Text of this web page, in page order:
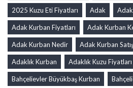
2025 Kuzu Eti Fiyatları Adak
Adak Kurban Fiyatları Adak Kurban
Adak Kurban Nedir Adak Kurban
Adaklık Kurban Adaklık Kuzu Fiyatları
Bahçelievler Büyükbaş Kurban